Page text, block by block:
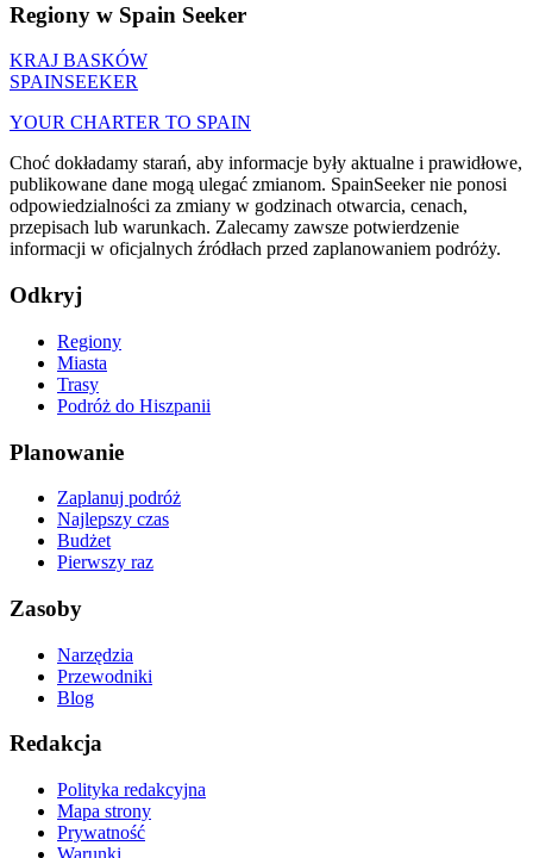
Regiony w Spain Seeker
KRAJ BASKÓW
SPAINSEEKER
YOUR CHARTER TO SPAIN
Choć dokładamy starań, aby informacje były aktualne i prawidłowe,
publikowane dane mogą ulegać zmianom. SpainSeeker nie ponosi
odpowiedzialności za zmiany w godzinach otwarcia, cenach,
przepisach lub warunkach. Zalecamy zawsze potwierdzenie
informacji w oficjalnych źródłach przed zaplanowaniem podróży.
Odkryj
Regiony
Miasta
Trasy
Podróż do Hiszpanii
Planowanie
Zaplanuj podróż
Najlepszy czas
Budżet
Pierwszy raz
Zasoby
Narzędzia
Przewodniki
Blog
Redakcja
Polityka redakcyjna
Mapa strony
Prywatność